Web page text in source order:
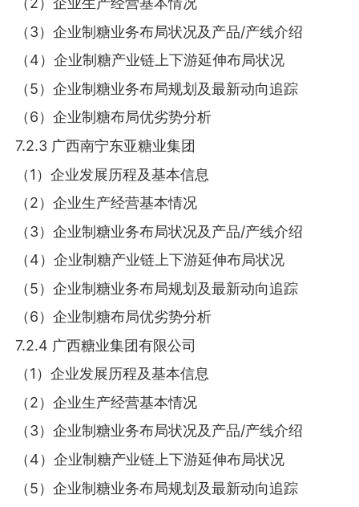
（3）企业制糖业务布局状况及产品/产线介绍
（4）企业制糖产业链上下游延伸布局状况
（5）企业制糖业务布局规划及最新动向追踪
（6）企业制糖布局优劣势分析
7.2.3 广西南宁东亚糖业集团
（1）企业发展历程及基本信息
（2）企业生产经营基本情况
（3）企业制糖业务布局状况及产品/产线介绍
（4）企业制糖产业链上下游延伸布局状况
（5）企业制糖业务布局规划及最新动向追踪
（6）企业制糖布局优劣势分析
7.2.4 广西糖业集团有限公司
（1）企业发展历程及基本信息
（2）企业生产经营基本情况
（3）企业制糖业务布局状况及产品/产线介绍
（4）企业制糖产业链上下游延伸布局状况
（5）企业制糖业务布局规划及最新动向追踪